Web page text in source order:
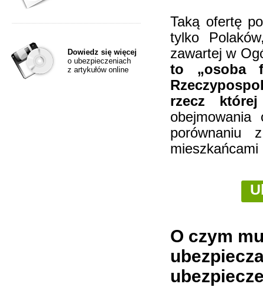
Dowiedz się więcej
o ubezpieczeniach
z artykułów online
Taką ofertę
tylko
zawartej w
to „osoba
rzecz
porównaniu
mieszkańcami
O czym